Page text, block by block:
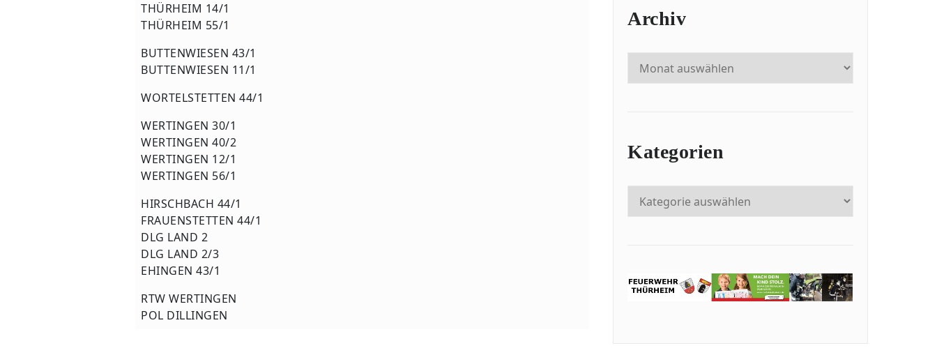
THÜRHEIM 14/1
THÜRHEIM 55/1
BUTTENWIESEN 43/1
BUTTENWIESEN 11/1
WORTELSTETTEN 44/1
WERTINGEN 30/1
WERTINGEN 40/2
WERTINGEN 12/1
WERTINGEN 56/1
HIRSCHBACH 44/1
FRAUENSTETTEN 44/1
DLG LAND 2
DLG LAND 2/3
EHINGEN 43/1
RTW WERTINGEN
POL DILLINGEN
Archiv
Kategorien